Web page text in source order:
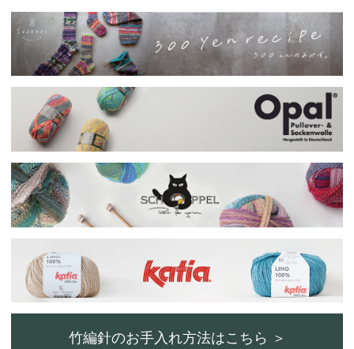
竹編針のお手入れ方法はこちら ＞